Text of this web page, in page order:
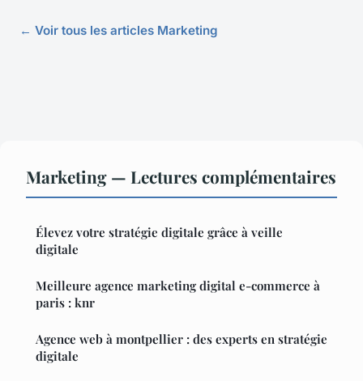
← Voir tous les articles Marketing
Marketing — Lectures complémentaires
Élevez votre stratégie digitale grâce à veille
digitale
Meilleure agence marketing digital e-commerce à
paris : knr
Agence web à montpellier : des experts en stratégie
digitale